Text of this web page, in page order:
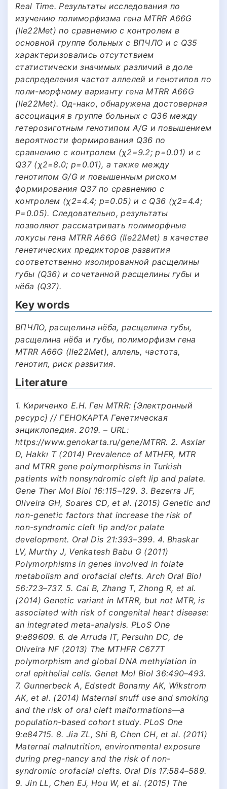
Real Time. Результаты исследования по
изучению полиморфизма гена MTRR A66G
(Ile22Met) по сравнению с контролем в
основной группе больных с ВПЧЛО и с Q35
характеризовались отсутствием
статистически значимых различий в доле
распределения частот аллелей и генотипов по
поли-морфному варианту гена MTRR A66G
(Ile22Met). Од-нако, обнаружена достоверная
ассоциация в группе больных с Q36 между
гетерозиготным генотипом A/G и повышением
вероятности формирования Q36 по
сравнению с контролем (χ2=9.2; p=0.01) и с
Q37 (χ2=8.0; p=0.01), а также между
генотипом G/G и повышенным риском
формирования Q37 по сравнению с
контролем (χ2=4.4; p=0.05) и с Q36 (χ2=4.4;
Р=0.05). Следовательно, результаты
позволяют рассматривать полиморфные
локусы гена MTRR A66G (Ile22Met) в качестве
генетических предикторов развития
соответственно изолированной расщелины
губы (Q36) и сочетанной расщелины губы и
нёба (Q37).
Key words
ВПЧЛО, расщелина нёба, расщелина губы,
расщелина нёба и губы, полиморфизм гена
MTRR A66G (Ile22Met), аллель, частота,
генотип, риск развития.
Literature
1. Кириченко Е.Н. Ген MTRR: [Электронный
ресурс] // ГЕНОКАРТА Генетическая
энциклопедия. 2019. – URL:
https://www.genokarta.ru/gene/MTRR. 2. Asxlar
D, Hakkı T (2014) Prevalence of MTHFR, MTR
and MTRR gene polymorphisms in Turkish
patients with nonsyndromic cleft lip and palate.
Gene Ther Mol Biol 16:115–129. 3. Bezerra JF,
Oliveira GH, Soares CD, et al. (2015) Genetic and
non-genetic factors that increase the risk of
non-syndromic cleft lip and/or palate
development. Oral Dis 21:393–399. 4. Bhaskar
LV, Murthy J, Venkatesh Babu G (2011)
Polymorphisms in genes involved in folate
metabolism and orofacial clefts. Arch Oral Biol
56:723–737. 5. Cai B, Zhang T, Zhong R, et al.
(2014) Genetic variant in MTRR, but not MTR, is
associated with risk of congenital heart disease:
an integrated meta-analysis. PLoS One
9:e89609. 6. de Arruda IT, Persuhn DC, de
Oliveira NF (2013) The MTHFR C677T
polymorphism and global DNA methylation in
oral epithelial cells. Genet Mol Biol 36:490–493.
7. Gunnerbeck A, Edstedt Bonamy AK, Wikstrom
AK, et al. (2014) Maternal snuff use and smoking
and the risk of oral cleft malformations—a
population-based cohort study. PLoS One
9:e84715. 8. Jia ZL, Shi B, Chen CH, et al. (2011)
Maternal malnutrition, environmental exposure
during preg-nancy and the risk of non-
syndromic orofacial clefts. Oral Dis 17:584–589.
9. Jin LL, Chen EJ, Hou W, et al. (2015) The